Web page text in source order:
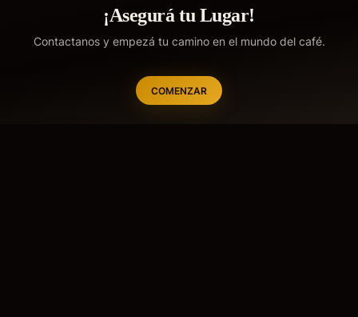
¡Asegurá tu Lugar!
Contactanos y empezá tu camino en el mundo del café.
COMENZAR